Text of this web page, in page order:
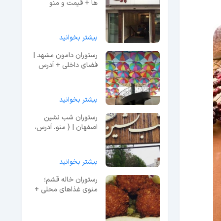
ها + قیمت و منو
بیشتر بخوانید
رستوران دامون مشهد |
فضای داخلی + آدرس
بیشتر بخوانید
رستوران شب نشین
اصفهان | { منو، آدرس،
بیشتر بخوانید
​رستوران خاله قشم؛
منوی غذاهای محلی +